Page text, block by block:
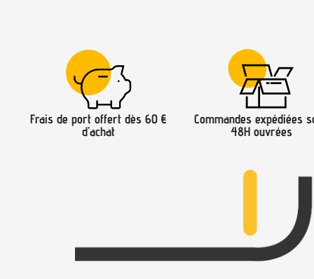
Frais de port offert dès 60 €
d’achat
Commandes expédiées
48H ouvrées